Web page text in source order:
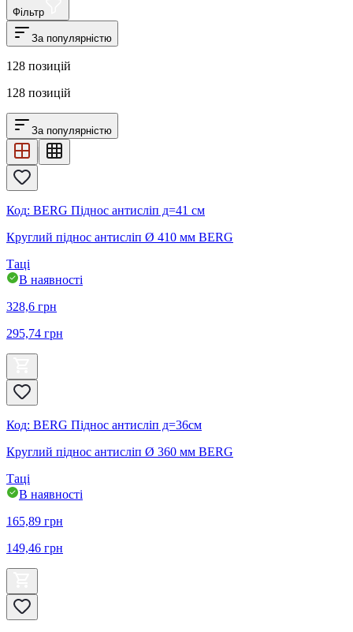
Фільтр
За популярністю
128 позицій
128 позицій
За популярністю
Код: BERG Піднос антисліп д=41 см
Круглий піднос антисліп Ø 410 мм BERG
Таці
В наявності
328,6 грн
295,74 грн
Код: BERG Піднос антисліп д=36см
Круглий піднос антисліп Ø 360 мм BERG
Таці
В наявності
165,89 грн
149,46 грн